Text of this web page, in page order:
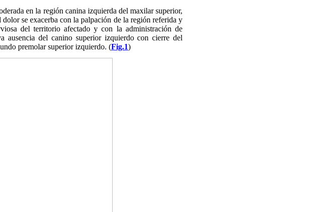
en la región canina izquierda del maxilar superior,
se exacerba con la palpación de la región referida y
del territorio afectado y con la administración de
ausencia del canino superior izquierdo con cierre del
premolar superior izquierdo. (Fig.1)